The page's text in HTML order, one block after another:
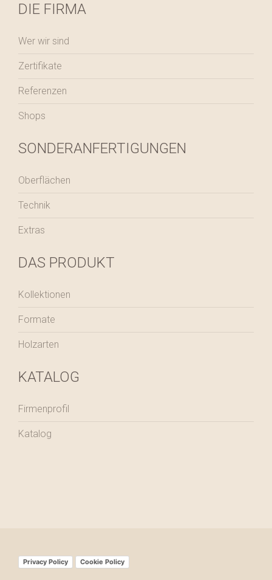
DIE FIRMA
Wer wir sind
Zertifikate
Referenzen
Shops
SONDERANFERTIGUNGEN
Oberflächen
Technik
Extras
DAS PRODUKT
Kollektionen
Formate
Holzarten
KATALOG
Firmenprofil
Katalog
Privacy Policy Cookie Policy